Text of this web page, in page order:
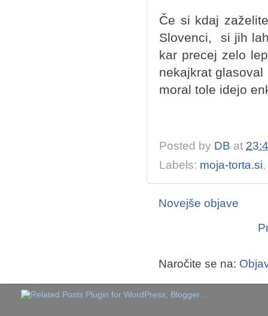
Če si kdaj
Slovenci, si jih
kar precej zelo
nekajkrat
moral tole idejo
Posted by DB at
Labels: moja-torta.si,
Novejše objave
Naročite se na: